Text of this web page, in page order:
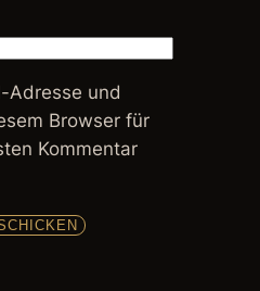
Adresse und
Browser für
Kommentar